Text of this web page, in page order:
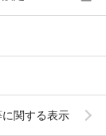
関する表示